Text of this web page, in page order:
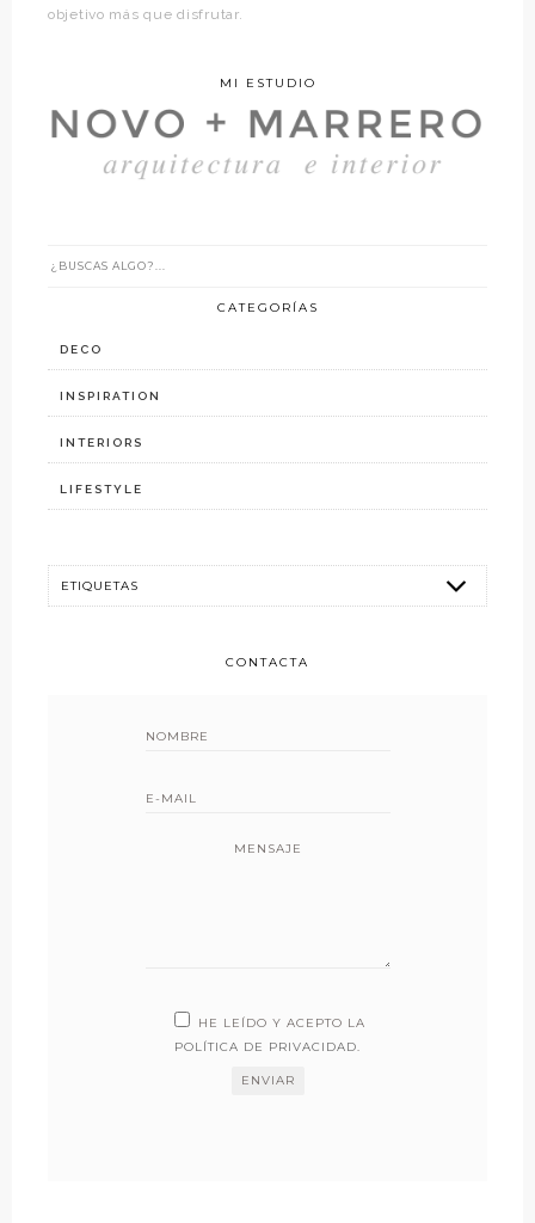
objetivo más que disfrutar.
MI ESTUDIO
CATEGORÍAS
DECO
INSPIRATION
INTERIORS
LIFESTYLE
CONTACTA
MENSAJE
HE LEÍDO Y ACEPTO LA
POLÍTICA DE PRIVACIDAD